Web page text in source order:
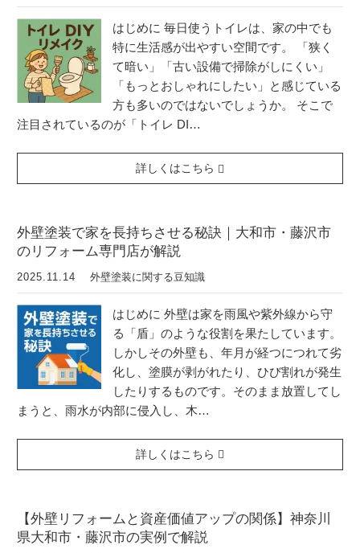
はじめに 毎日使うトイレは、家の中でも
特に生活感が出やすい空間です。 「狭く
て暗い」「古い設備で掃除がしにくい」
「もっとおしゃれにしたい」と感じている
方も多いのではないでしょうか。 そこで
注目されているのが「トイレ DI…
詳しくはこちら
外壁塗装で家を長持ちさせる秘訣｜大和市・藤沢市
のリフォーム専門店が解説
2025.11.14 外壁塗装に関する豆知識
はじめに 外壁は家を雨風や紫外線から守
る「盾」のような役割を果たしています。
しかしその外壁も、年月が経つにつれて劣
化し、塗膜が剥がれたり、ひび割れが発生
したりするものです。そのまま放置してし
まうと、雨水が内部に侵入し、木…
詳しくはこちら
【外壁リフォームと資産価値アップの関係】神奈川
県大和市・藤沢市の実例で解説